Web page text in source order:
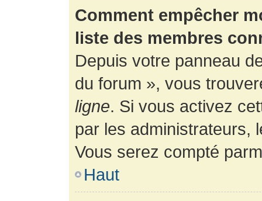
Comment empêcher
liste des membres
Depuis votre panneau
du forum », vous
ligne. Si vous activez
par les administrateurs,
Vous serez compté
Haut